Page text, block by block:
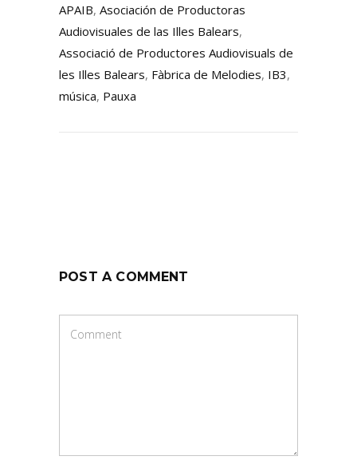
APAIB, Asociación de Productoras
Audiovisuales de las Illes Balears,
Associació de Productores Audiovisuals de
les Illes Balears, Fàbrica de Melodies, IB3,
música, Pauxa
POST A COMMENT